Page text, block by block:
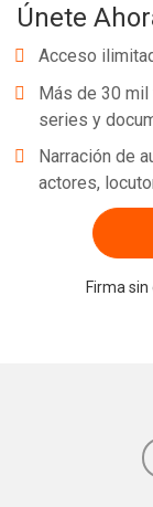
Únete
Acceso
Más de 30
series y
Narración de
actores,
Firma